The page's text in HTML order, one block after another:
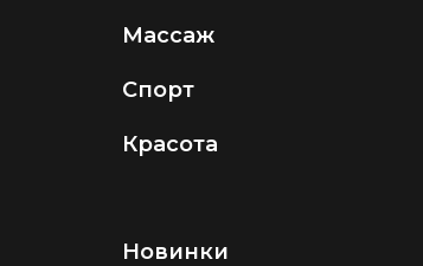
Массаж
Спорт
Красота
Новинки